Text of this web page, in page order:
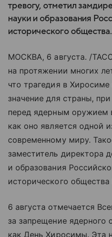
тревогу, отметил
науки и образования
исторического общества.
МОСКВА, 6 августа. /
на протяжении многих
что трагедия в
значение для страны,
перед ядерным оружием
как оно является одной
современному миру.
заместитель директора
и образования
исторического
6 августа отмечается
за запрещение ядерного
как День Хиросимы. Эта